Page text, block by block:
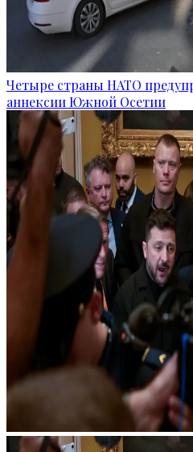
Четыре страны НАТО
аннексии Южной Осетии